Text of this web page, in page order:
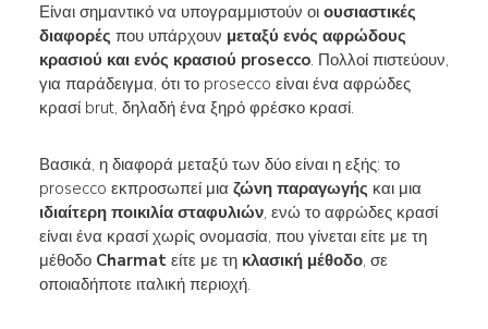
Είναι σημαντικό να υπογραμμιστούν οι ουσιαστικές
διαφορέςπου υπάρχουν μεταξύ ενός αφρώδους
κρασιού και ενός κρασιού prosecco. Πολλοί πιστεύουν,
για παράδειγμα, ότι το prosecco είναι ένα αφρώδες
κρασί brut, δηλαδή ένα ξηρό φρέσκο κρασί.
Βασικά, η διαφορά μεταξύ των δύο είναι η εξής: το
prosecco εκπροσωπεί μια ζώνη παραγωγήςκαι μια
ιδιαίτερη ποικιλία σταφυλιών, ενώ το αφρώδες κρασί
είναι ένα κρασί χωρίς ονομασία, που γίνεται είτε με τη
μέθοδο Charmatείτε με τη κλασική μέθοδο, σε
οποιαδήποτε ιταλική περιοχή.